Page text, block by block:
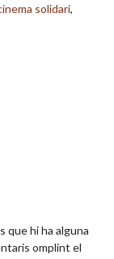
solidari,
que hi ha alguna
omplint el